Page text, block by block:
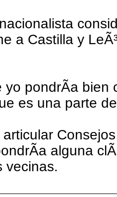
a Castilla y
yo pondrÃ­a bien
es una parte
alguna
vecinas.